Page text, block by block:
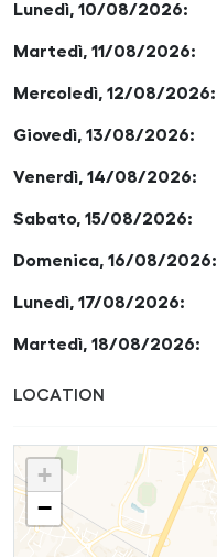
Lunedì, 10/08/2026:
Martedì, 11/08/2026:
Mercoledì, 12/08/2026:
Giovedì, 13/08/2026:
Venerdì, 14/08/2026:
Sabato, 15/08/2026:
Domenica, 16/08/2026:
Lunedì, 17/08/2026:
Martedì, 18/08/2026:
LOCATION
+
−